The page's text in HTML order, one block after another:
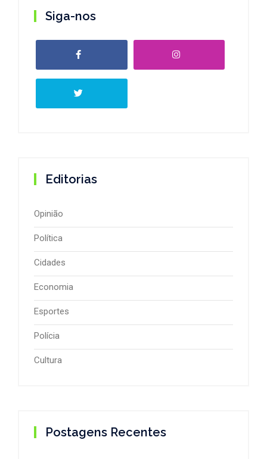
Siga-nos
Editorias
Opinião
Política
Cidades
Economia
Esportes
Polícia
Cultura
Postagens Recentes